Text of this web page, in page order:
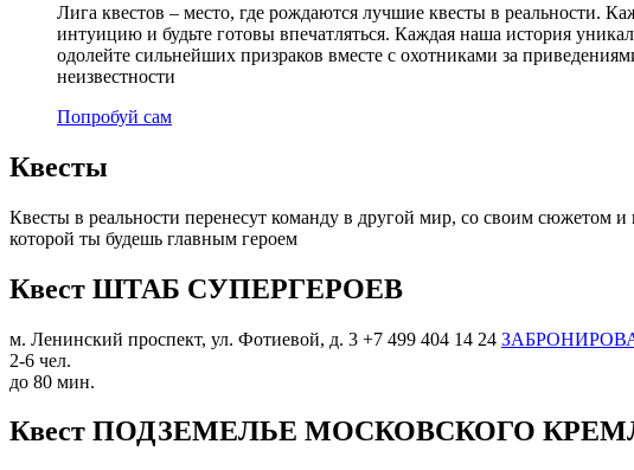
Лига квестов – место, где рождаются лучшие квесты в реальности.
интуицию и будьте готовы впечатляться. Каждая наша история
одолейте сильнейших призраков вместе с охотниками за
неизвестности
Попробуй сам
Квесты
Квесты в реальности перенесут команду в другой мир, со своим
которой ты будешь главным героем
Квест ШТАБ СУПЕРГЕРОЕВ
м. Ленинский проспект, ул. Фотиевой, д. 3 +7 499 404 14 24
2-6 чел.
до 80 мин.
Квест ПОДЗЕМЕЛЬЕ МОСКОВСКОГО